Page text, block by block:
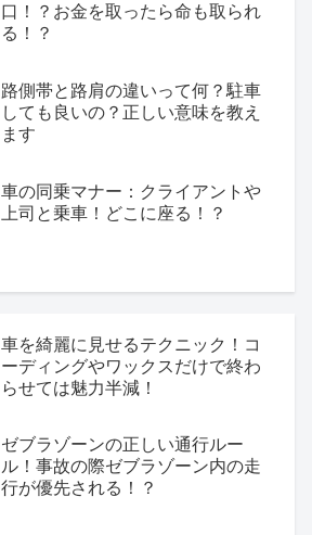
口！？お金を取ったら命も取られ
る！？
路側帯と路肩の違いって何？駐車
しても良いの？正しい意味を教え
ます
車の同乗マナー：クライアントや
上司と乗車！どこに座る！？
車を綺麗に見せるテクニック！コ
ーディングやワックスだけで終わ
らせては魅力半減！
ゼブラゾーンの正しい通行ルー
ル！事故の際ゼブラゾーン内の走
行が優先される！？